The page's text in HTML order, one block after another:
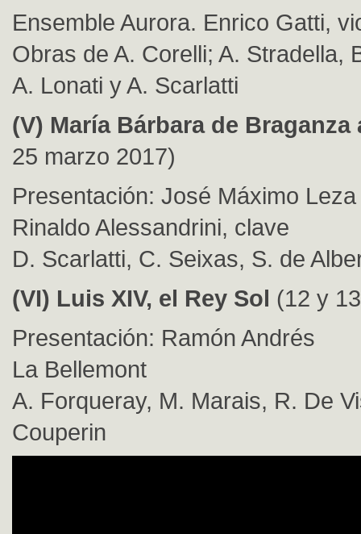
Ensemble Aurora. Enrico Gatti,
Obras de A. Corelli; A. Stradella,
A. Lonati y A. Scarlatti
(V) María Bárbara de Braganza
25 marzo 2017)
Presentación: José Máximo Leza
Rinaldo Alessandrini, clave
D. Scarlatti, C. Seixas, S. de
(VI) Luis XIV, el Rey Sol (12 y
Presentación: Ramón Andrés
La Bellemont
A. Forqueray, M. Marais, R. De
Couperin